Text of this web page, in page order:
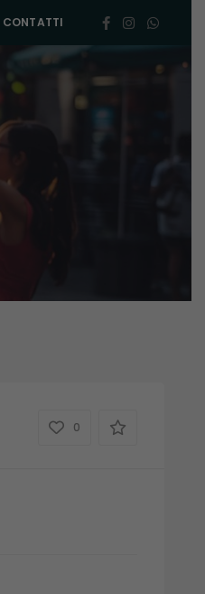
CONTATTI
0